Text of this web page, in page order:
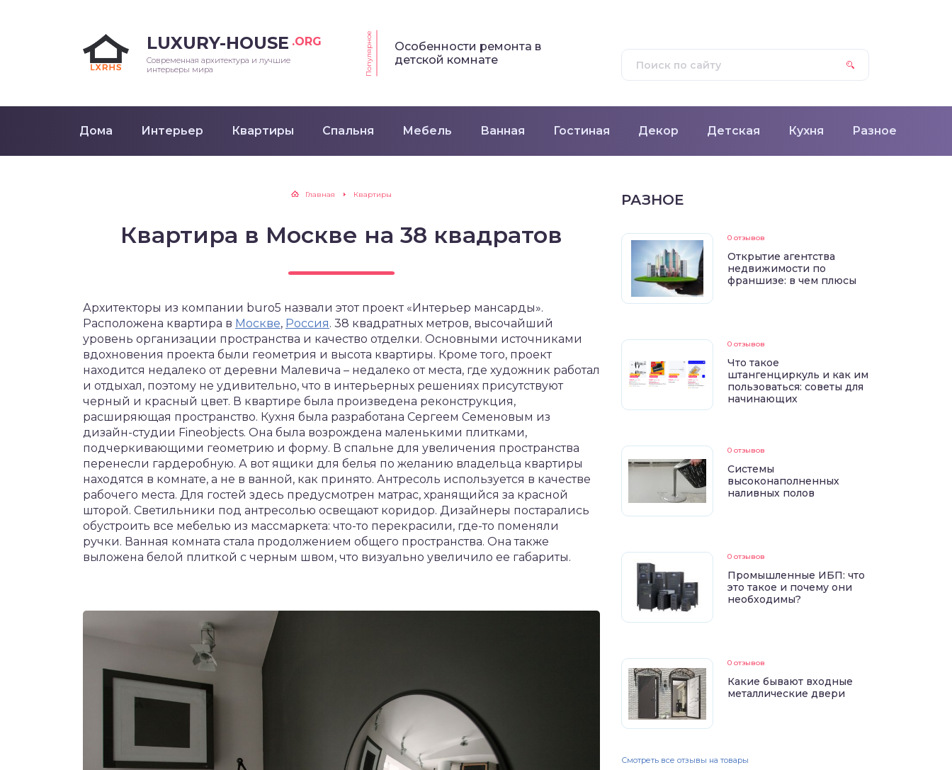
LUXURY-HOUSE .ORG
Современная архитектура и лучшие
интерьеры мира
Популярное
Особенности ремонта в
детской комнате
Дома Интерьер Квартиры Спальня Мебель Ванная Гостиная Декор Детская Кухня Разное
Главная Квартиры
Квартира в Москве на 38 квадратов
Архитекторы из компании buro5 назвали этот проект «Интерьер мансарды».
Расположена квартира в Москве, Россия. 38 квадратных метров, высочайший
уровень организации пространства и качество отделки. Основными источниками
вдохновения проекта были геометрия и высота квартиры. Кроме того, проект
находится недалеко от деревни Малевича – недалеко от места, где художник работал
и отдыхал, поэтому не удивительно, что в интерьерных решениях присутствуют
черный и красный цвет. В квартире была произведена реконструкция,
расширяющая пространство. Кухня была разработана Сергеем Семеновым из
дизайн-студии Fineobjects. Она была возрождена маленькими плитками,
подчеркивающими геометрию и форму. В спальне для увеличения пространства
перенесли гардеробную. А вот ящики для белья по желанию владельца квартиры
находятся в комнате, а не в ванной, как принято. Антресоль используется в качестве
рабочего места. Для гостей здесь предусмотрен матрас, хранящийся за красной
шторой. Светильники под антресолью освещают коридор. Дизайнеры постарались
обустроить все мебелью из массмаркета: что-то перекрасили, где-то поменяли
ручки. Ванная комната стала продолжением общего пространства. Она также
выложена белой плиткой с черным швом, что визуально увеличило ее габариты.
РАЗНОЕ
0 отзывов
Открытие агентства
недвижимости по
франшизе: в чем плюсы
0 отзывов
Что такое
штангенциркуль и как им
пользоваться: советы для
начинающих
0 отзывов
Системы
высоконаполненных
наливных полов
0 отзывов
Промышленные ИБП: что
это такое и почему они
необходимы?
0 отзывов
Какие бывают входные
металлические двери
Смотреть все отзывы на товары